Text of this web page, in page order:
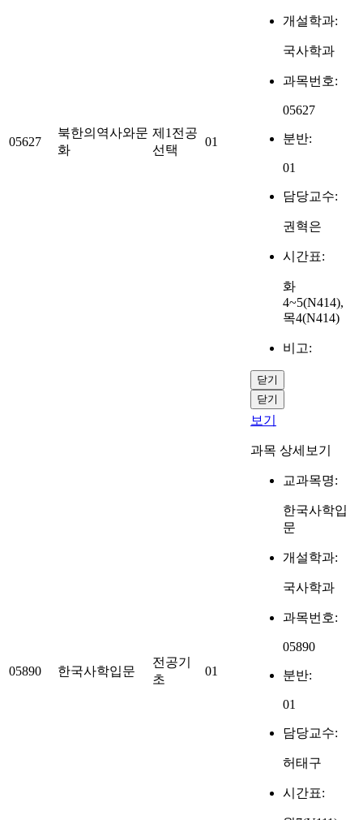
05627
북한의역사와문
화
제1전공
선택
01
개설학과:
국사학과
과목번호:
05627
분반:
01
담당교수:
권혁은
시간표:
화
4~5(N414),
목4(N414)
비고:
닫기
닫기
05890 한국사학입문
전공기
초
01
보기
과목 상세보기
교과목명:
한국사학입
문
개설학과:
국사학과
과목번호:
05890
분반:
01
담당교수:
허태구
시간표: